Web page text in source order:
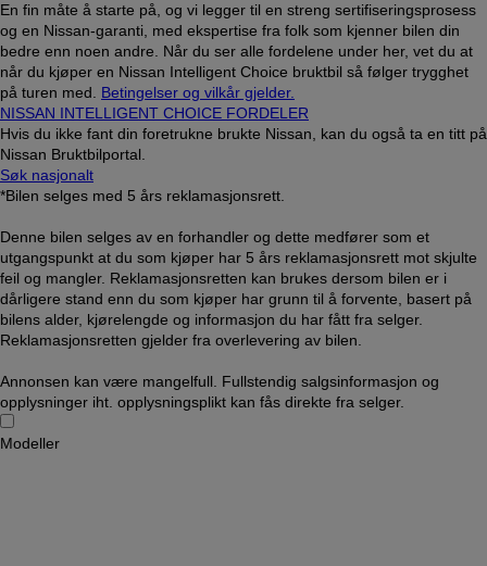
En fin måte å starte på, og vi legger til en streng sertifiseringsprosess
og en Nissan-garanti, med ekspertise fra folk som kjenner bilen din
bedre enn noen andre. Når du ser alle fordelene under her, vet du at
når du kjøper en Nissan Intelligent Choice bruktbil så følger trygghet
på turen med. Betingelser og vilkår gjelder.
NISSAN INTELLIGENT CHOICE FORDELER
Hvis du ikke fant din foretrukne brukte Nissan, kan du også ta en titt på
Nissan Bruktbilportal.
Søk nasjonalt
*Bilen selges med 5 års reklamasjonsrett.
Denne bilen selges av en forhandler og dette medfører som et
utgangspunkt at du som kjøper har 5 års reklamasjonsrett mot skjulte
feil og mangler. Reklamasjonsretten kan brukes dersom bilen er i
dårligere stand enn du som kjøper har grunn til å forvente, basert på
bilens alder, kjørelengde og informasjon du har fått fra selger.
Reklamasjonsretten gjelder fra overlevering av bilen.
Annonsen kan være mangelfull. Fullstendig salgsinformasjon og
opplysninger iht. opplysningsplikt kan fås direkte fra selger.
Modeller